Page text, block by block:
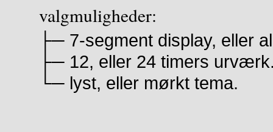
valgmuligheder:
├─ 7-segment display, eller
├─ 12, eller 24 timers
└─ lyst, eller mørkt tema.